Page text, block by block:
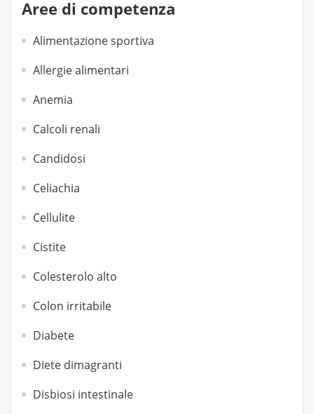
Aree di competenza
Alimentazione sportiva
Allergie alimentari
Anemia
Calcoli renali
Candidosi
Celiachia
Cellulite
Cistite
Colesterolo alto
Colon irritabile
Diabete
Diete dimagranti
Disbiosi intestinale